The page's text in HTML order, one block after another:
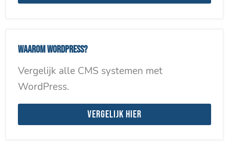
Waarom WordPress?
Vergelijk alle CMS systemen met
WordPress.
Vergelijk hier